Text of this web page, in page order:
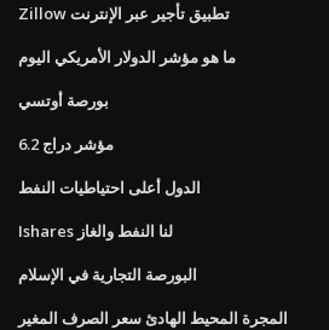
Zillow تطبيق تأجير عبر الإنترنت
ما هو مؤشر الدولار الأمريكي اليوم
بورصة أوتسي
مؤشر دراج 6.2
الدول أعلى احتياطيات النفط
Ishares لنا النفط والغاز
البورصة التجارية في الإسلام
المجرة المحيط الهادئ سعر الصرف المغير